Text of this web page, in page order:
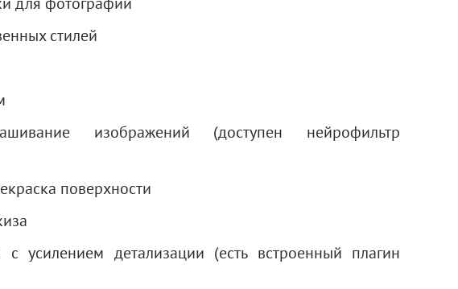
стилей
изображений (доступен нейрофильтр
поверхности
усилением детализации (есть встроенный плагин